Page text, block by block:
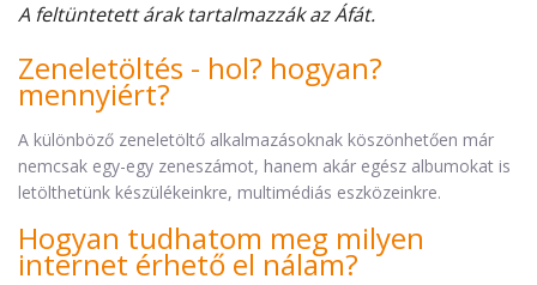
A feltüntetett árak tartalmazzák az Áfát.
Zeneletöltés - hol? hogyan?
mennyiért?
A különböző zeneletöltő alkalmazásoknak köszönhetően már
nemcsak egy-egy zeneszámot, hanem akár egész albumokat is
letölthetünk készülékeinkre, multimédiás eszközeinkre.
Hogyan tudhatom meg milyen
internet érhető el nálam?